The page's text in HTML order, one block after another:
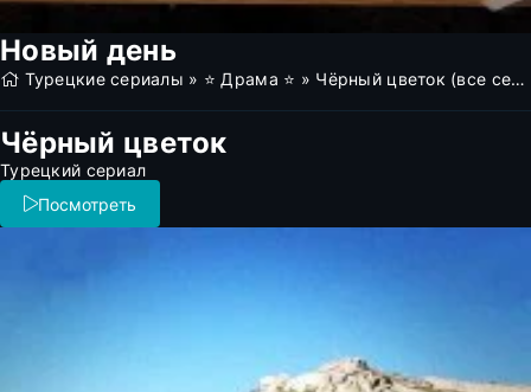
Новый день
Турецкие сериалы » ⭐ Драма ⭐ » Чёрный цветок (все серии)
Чёрный цветок
Турецкий сериал
Посмотреть